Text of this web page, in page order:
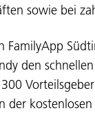
sowie bei
FamilyApp
den
der